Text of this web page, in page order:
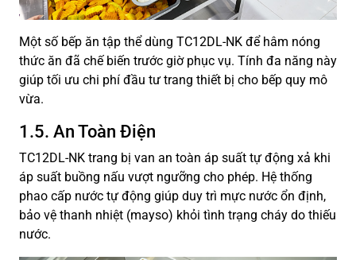
Một số bếp ăn tập thể dùng TC12DL-NK để hâm nóng
thức ăn đã chế biến trước giờ phục vụ. Tính đa năng này
giúp tối ưu chi phí đầu tư trang thiết bị cho bếp quy mô
vừa.
1.5. An Toàn Điện
TC12DL-NK trang bị van an toàn áp suất tự động xả khi
áp suất buồng nấu vượt ngưỡng cho phép. Hệ thống
phao cấp nước tự động giúp duy trì mực nước ổn định,
bảo vệ thanh nhiệt (mayso) khỏi tình trạng cháy do thiếu
nước.